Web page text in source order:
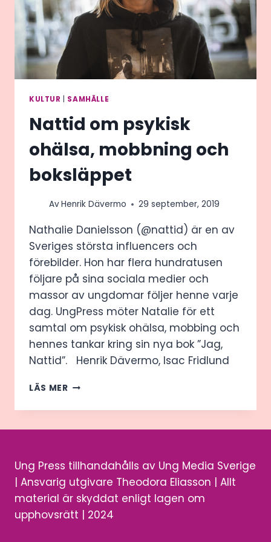
KULTUR | SAMHÄLLE
Nattid om psykisk
ohälsa, mobbning och
boksläppet
AvHenrik Dävermo 29 september, 2019
Nathalie Danielsson (@nattid) är en av
Sveriges största influencers och
förebilder. Hon har flera hundratusen
följare på sina sociala medier och
massor av ungdomar följer henne varje
dag. UngPress möter Natalie för ett
samtal om psykisk ohälsa, mobbing och
hennes tankar kring sin nya bok ”Jag,
Nattid”. Henrik Dävermo, Isac Fridlund
LÄS MERNATTID
PSYKISK
BOKSLÄPPET
Ung Press tillhandahålls av Ung Media Sverige
| Ansvarig utgivare Theodora Eliasson | Allt
material är skyddat enligt lagen om
upphovsrätt | 2024